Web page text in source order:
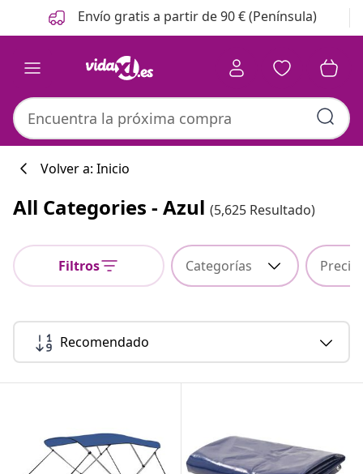
Anterior
Siguiente Envío gratis a partir de 90 € (Península)
Colección de
Volver a: Inicio
All Categories - Azul (5,625 Resultado)
Filtros Categorías Precio
Recomendado